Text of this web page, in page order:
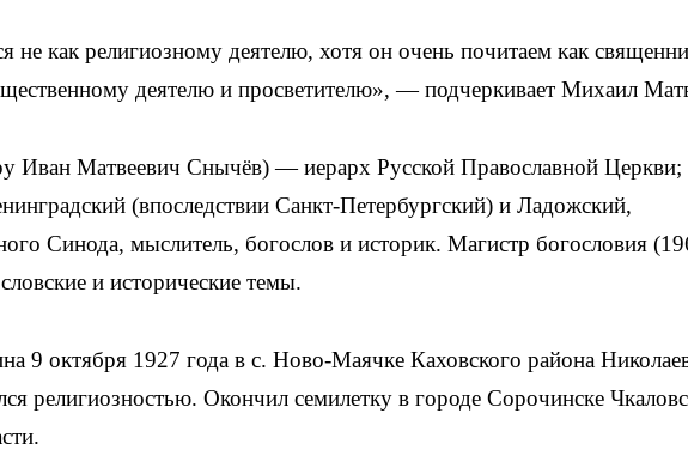
не как религиозному деятелю, хотя он очень почитаем как
деятелю и просветителю», — подчеркивает Михаил
Иван Матвеевич Снычёв) — иерарх Русской Православной Церкви;
(впоследствии Санкт-Петербургский) и Ладожский,
Синода, мыслитель, богослов и историк. Магистр богословия
и исторические темы.
9 октября 1927 года в с. Ново-Маячке Каховского района
религиозностью. Окончил семилетку в городе Сорочинске